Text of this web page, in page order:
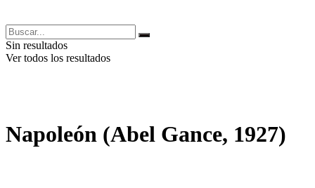
Sin resultados
Ver todos los resultados
Napoleón (Abel Gance, 1927)